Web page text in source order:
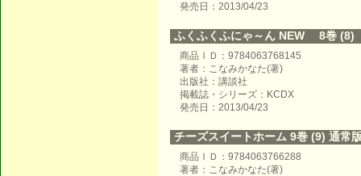
発売日：2013/04/23
ふくふくふにゃ～ん NEW 8巻 (8)
商品ＩＤ：9784063768145
著者：こなみかなた(著)
出版社：講談社
掲載誌・シリーズ：KCDX
発売日：2013/04/23
チーズスイートホーム 9巻 (9) 通常
商品ＩＤ：9784063766288
著者：こなみかなた(著)